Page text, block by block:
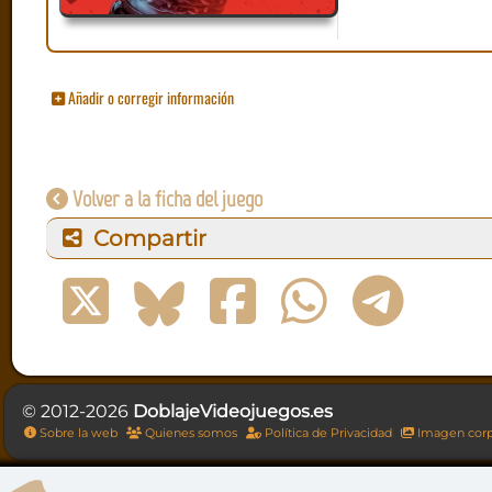
Añadir o corregir información
Volver a la ficha del juego
Compartir
© 2012-2026 DoblajeVideojuegos.es
Sobre la web Quienes somos Política de Privacidad Imagen